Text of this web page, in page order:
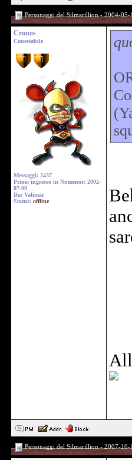
Personaggi del Silmarillion - 2004-05-
Cronos
Conestabile
Messaggi: 2437
Primo ingresso in Numenor: 2002-
07-09
Da: Valimar
Status: offline
Personaggi del Silmarillion - 2007-